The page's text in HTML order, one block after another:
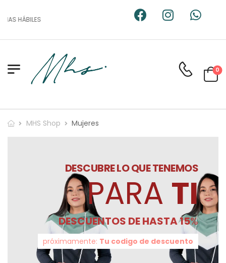
HÁBILES
0
MHS Shop Mujeres
DESCUBRE LO QUE TENEMOS
PARA TI
DESCUENTOS DE HASTA 15%
próximamente: Tu codigo de descuento